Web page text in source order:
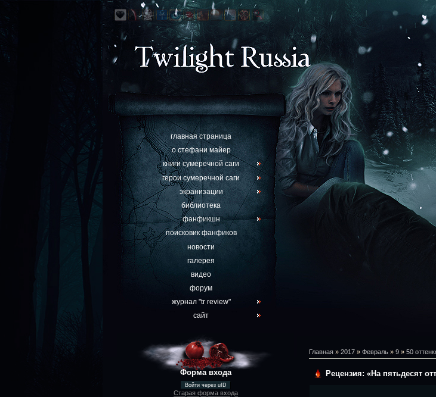
главная страница
о стефани майер
книги сумеречной саги
герои сумеречной саги
экранизации
библиотека
фанфикшн
поисковик фанфиков
новости
галерея
видео
форум
журнал "tr review"
сайт
Форма входа
Войти через uID
Старая форма входа
Главная » 2017 » Февраль » 9 » 50
Рецензия: «На пятьдесят